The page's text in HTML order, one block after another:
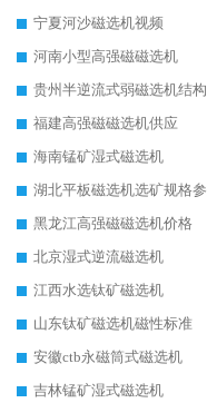
宁夏河沙磁选机视频
河南小型高强磁磁选机
贵州半逆流式弱磁选机结
福建高强磁磁选机供应
海南锰矿湿式磁选机
湖北平板磁选机选矿规格
黑龙江高强磁磁选机价格
北京湿式逆流磁选机
江西水选钛矿磁选机
山东钛矿磁选机磁性标准
安徽ctb永磁筒式磁选机
吉林锰矿湿式磁选机